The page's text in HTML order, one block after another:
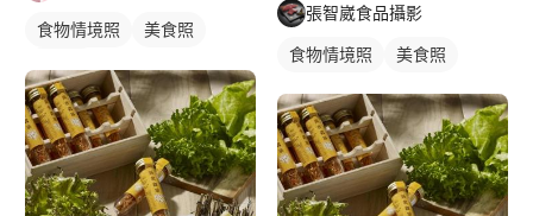
食物情境照
美食照
張智崴食品攝影
食物情境照 美食照